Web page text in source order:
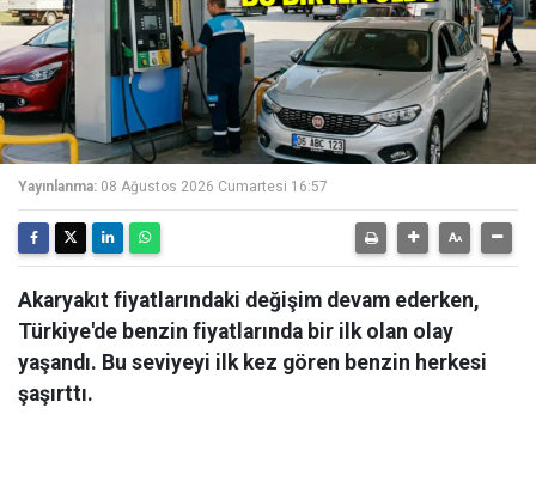
Yayınlanma: 08 Ağustos 2026 Cumartesi 16:57
Akaryakıt fiyatlarındaki değişim devam ederken,
Türkiye'de benzin fiyatlarında bir ilk olan olay
yaşandı. Bu seviyeyi ilk kez gören benzin herkesi
şaşırttı.